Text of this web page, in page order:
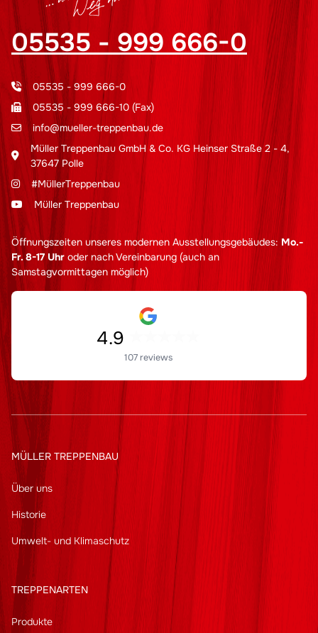
05535 - 999 666-0
05535 - 999 666-0
05535 - 999 666-10 (Fax)
info@mueller-treppenbau.de
Müller Treppenbau GmbH & Co. KG Heinser Straße 2 - 4,
37647 Polle
#MüllerTreppenbau
Müller Treppenbau
Öffnungszeiten unseres modernen Ausstellungsgebäudes: Mo.-
Fr. 8-17 Uhr oder nach Vereinbarung (auch an
Samstagvormittagen möglich)
4.9
107 reviews
MÜLLER TREPPENBAU
Über uns
Historie
Umwelt- und Klimaschutz
TREPPENARTEN
Produkte